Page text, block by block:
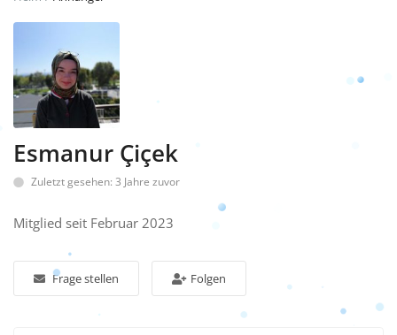
German
Esmanur Çiçek
Zuletzt gesehen: 3 Jahre zuvor
Mitglied seit Februar 2023
Frage stellen Folgen